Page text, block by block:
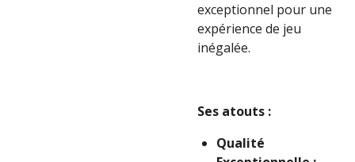
exceptionnel pour une
expérience de jeu
inégalée.
Ses atouts :
Qualité